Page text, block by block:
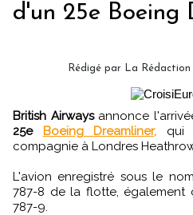
d'un 25e Boeing
Rédigé par La Rédaction
British Airwaysannonce
25e
Boeing Dreamliner, qui
compagnie à Londres
L'avion enregistré sous le
787-8 de la flotte, également
787-9.